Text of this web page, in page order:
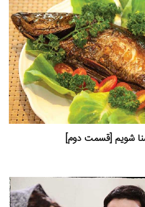
شویم [قسمت دوم]